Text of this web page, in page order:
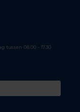
tussen 08.00 - 17.30